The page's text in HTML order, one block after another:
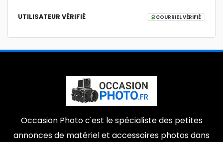
UTILISATEUR VÉRIFIÉ COURRIEL VÉRIFIÉ
Occasion Photo c'est le spécialiste des petites
annonces de matériel et accessoires photos dans